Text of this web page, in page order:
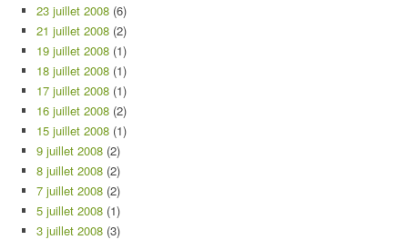
23 juillet 2008 (6)
21 juillet 2008 (2)
19 juillet 2008 (1)
18 juillet 2008 (1)
17 juillet 2008 (1)
16 juillet 2008 (2)
15 juillet 2008 (1)
9 juillet 2008 (2)
8 juillet 2008 (2)
7 juillet 2008 (2)
5 juillet 2008 (1)
3 juillet 2008 (3)